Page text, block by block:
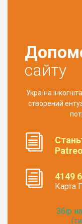
сайту
Україна
створений
4149
Карта
Збір